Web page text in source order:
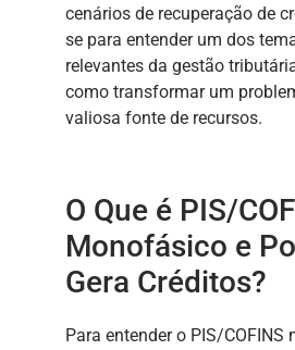
cenários de recuperação de
se para entender um dos
relevantes da gestão
como transformar um
valiosa fonte de recursos.
O Que é PIS/
Monofásico e
Gera Créditos?
Para entender o PIS/COFINS